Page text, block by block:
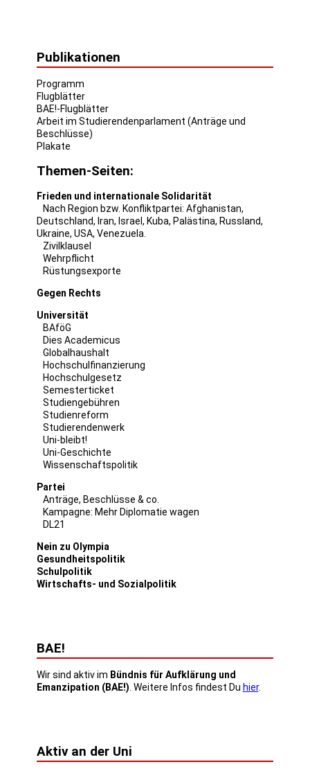
Publikationen
Programm
Flugblätter
BAE!-Flugblätter
Arbeit im Studierendenparlament (Anträge und
Beschlüsse)
Plakate
Themen-Seiten:
Frieden und internationale Solidarität
Nach Region bzw. Konfliktpartei: Afghanistan,
Deutschland, Iran, Israel , Kuba, Palästina, Russland,
Ukraine, USA, Venezuela
Zivilklausel
Wehrpflicht
Rüstungsexporte
Gegen Rechts
Universität
BAföG
Dies Academicus
Globalhaushalt
Hochschulfinanzierung
Hochschulgesetz
Semesterticket
Studiengebühren
Studienreform
Studierendenwerk
Uni-bleibt!
Uni-Geschichte
Wissenschaftspolitik
Partei
Anträge, Beschlüsse & co.
Kampagne: Mehr Diplomatie wagen
DL21
Nein zu Olympia
Gesundheitspolitik
Schulpolitik
Wirtschafts- und Sozialpolitik
BAE!
Wir sind aktiv im Bündnis für Aufklärung und
Emanzipation (BAE!) . Weitere Infos findest Du hier.
Aktiv an der Uni